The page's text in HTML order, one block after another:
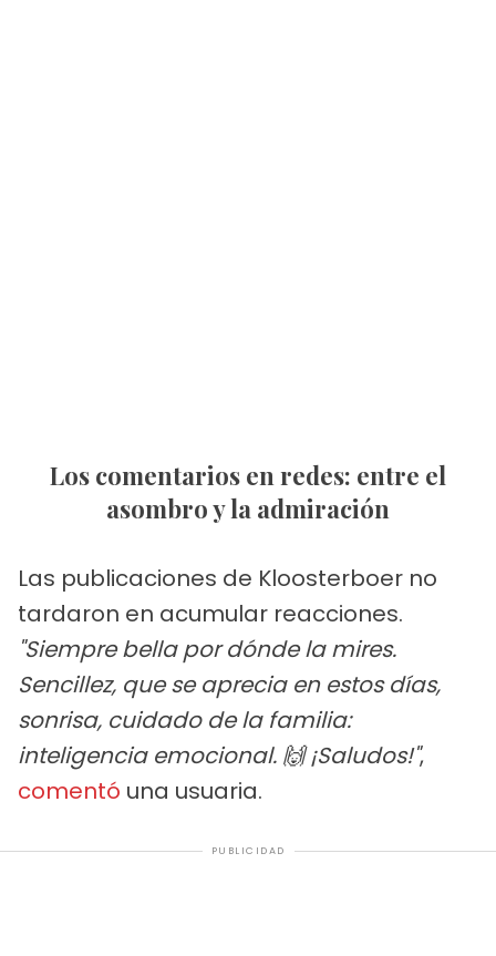
Los comentarios en redes: entre el
asombro y la admiración
Las publicaciones de Kloosterboer no
tardaron en acumular reacciones.
"Siempre bella por dónde la mires.
Sencillez, que se aprecia en estos días,
sonrisa, cuidado de la familia:
inteligencia emocional. 🙌 ¡Saludos!",
comentó una usuaria.
PUBLICIDAD